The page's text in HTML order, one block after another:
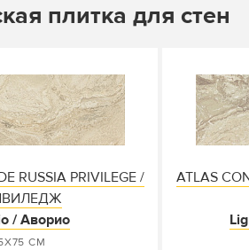
плитка для стен
RUSSIA PRIVILEGE /
/ Аворио
СМ
ATLAS